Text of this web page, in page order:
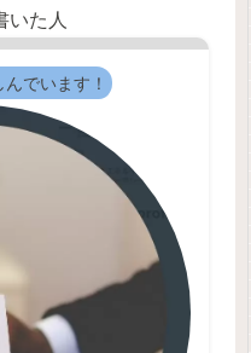
いた人
でいます！